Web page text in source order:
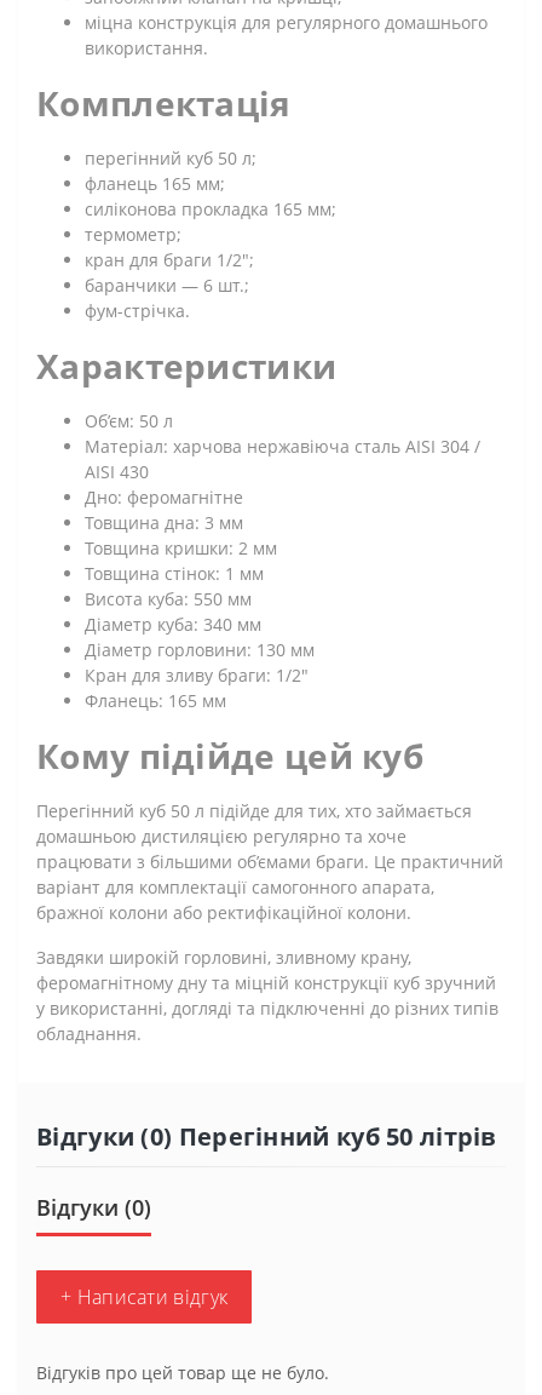
міцна конструкція для регулярного домашнього
використання.
Комплектація
перегінний куб 50 л;
фланець 165 мм;
силіконова прокладка 165 мм;
термометр;
кран для браги 1/2";
баранчики — 6 шт.;
фум-стрічка.
Характеристики
Об’єм: 50 л
Матеріал: харчова нержавіюча сталь AISI 304 /
AISI 430
Дно: феромагнітне
Товщина дна: 3 мм
Товщина кришки: 2 мм
Товщина стінок: 1 мм
Висота куба: 550 мм
Діаметр куба: 340 мм
Діаметр горловини: 130 мм
Кран для зливу браги: 1/2"
Фланець: 165 мм
Кому підійде цей куб
Перегінний куб 50 л підійде для тих, хто займається
домашньою дистиляцією регулярно та хоче
працювати з більшими об’ємами браги. Це практичний
варіант для комплектації самогонного апарата,
бражної колони або ректифікаційної колони.
Завдяки широкій горловині, зливному крану,
феромагнітному дну та міцній конструкції куб зручний
у використанні, догляді та підключенні до різних типів
обладнання.
Відгуки (0) Перегінний куб 50 літрів
Відгуки (0)
+ Написати відгук
Відгуків про цей товар ще не було.